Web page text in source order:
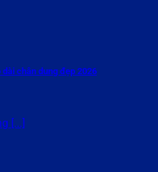
chân dung đẹp 2026
[...]